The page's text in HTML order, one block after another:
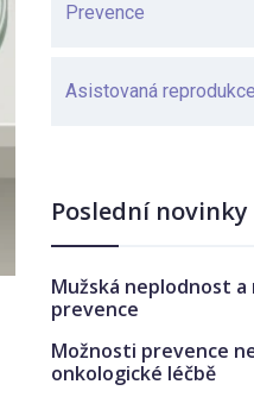
Prevence
Asistovaná reprodukce
Poslední novinky
Mužská neplodnost
prevence
Možnosti prevence
onkologické léčbě